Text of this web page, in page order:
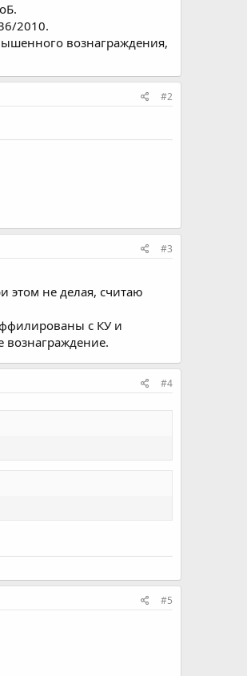
2010.​
вознаграждения,
#2
#3
этом не делая, считаю
с КУ и
вознаграждение.
#4
#5